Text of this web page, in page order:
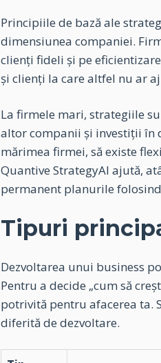
Principiile de bază ale
dimensiunea companiei.
clienți fideli și pe
și clienți la care altfel nu ar
La firmele mari, strategiile
altor companii și investiții în
mărimea firmei, să existe
Quantive StrategyAI ajută,
permanent planurile
Tipuri
Dezvoltarea unui business
Pentru a decide „cum să
potrivită pentru afacerea ta.
diferită de dezvoltare.